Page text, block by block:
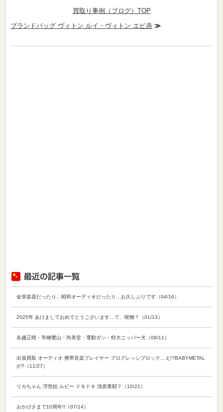
買取り事例（ブログ）TOP
ブランドバッグ ヴィトン ルイ・ヴィトン エピ赤 ≫
金管楽器だったり…昭和オーディオだったり…お久しぶりです（04/16）
2025年 あけましておめでとうございます…て、呪物？（01/13）
名越正晴・市橋鷺山・尚美堂・電動ガン・特大ニッパー犬（09/11）
出張買取 オーディオ 携帯音楽プレイヤー プログレッシブロック…え!?BABYMETAL
が?（11/27）
リカちゃん 浮世絵 ルビー ドキドキ 清原果耶？（10/21）
おかげさまで10周年!!（07/14）